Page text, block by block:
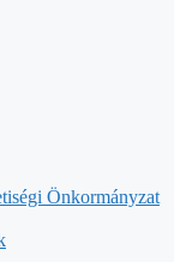
Önkormányzat